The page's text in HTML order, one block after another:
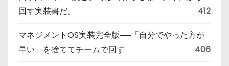
回す実装書だ。
412
マネジメントOS実装完全版──「自分でやった方が
早い」を捨ててチームで回す
406